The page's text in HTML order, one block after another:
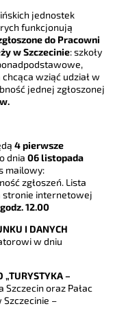
jednostek
funkcjonują
do Pracowni
w Szczecinie: szkoły
wziąć udział w
jednej zgłoszonej
4 pierwsze
dnia06 listopada
mailowy:
zgłoszeń. Lista
stronie internetowej
12.00
I DANYCH
w dniu
„TURYSTYKA –
Szczecin oraz Pałac
Szczecinie –